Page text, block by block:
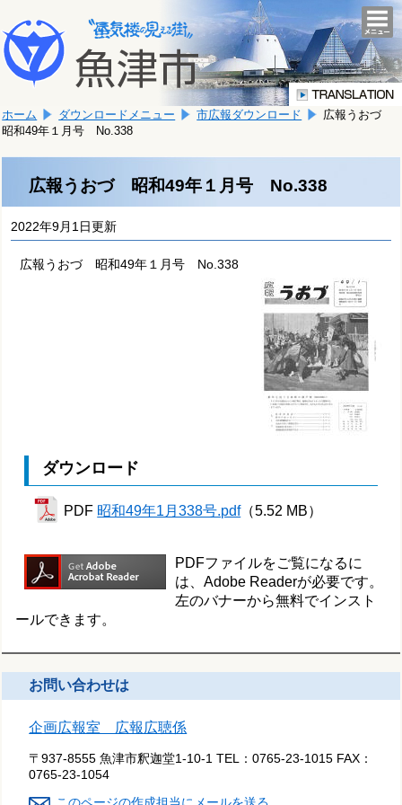
文
へ
移
ま
す。
こ
か
文
で
す。
ホーム ダウンロードメニュー 市広報ダウンロード
広報うおづ
昭和49年１月号 No.338
広報うおづ 昭和49年１月号 No.338
2022年9月1日更新
広報うおづ 昭和49年１月号 No.338
ダウンロード
PDF 昭和49年1月338号.pdf（5.52 MB）
PDFファイルをご覧になるに
は、Adobe Readerが必要です。
左のバナーから無料でインスト
ールできます。
お問い合わせは
企画広報室 広報広聴係
〒937-8555 魚津市釈迦堂1-10-1 TEL：0765-23-1015 FAX：
0765-23-1054